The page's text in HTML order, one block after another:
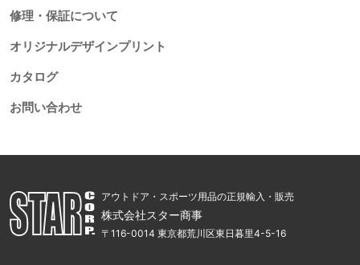
修理・保証について
オリジナルデザインプリント
カタログ
お問い合わせ
アウトドア・スポーツ用品の正規輸入・販売
株式会社スター商事
〒116-0014 東京都荒川区東日暮里4-5-16